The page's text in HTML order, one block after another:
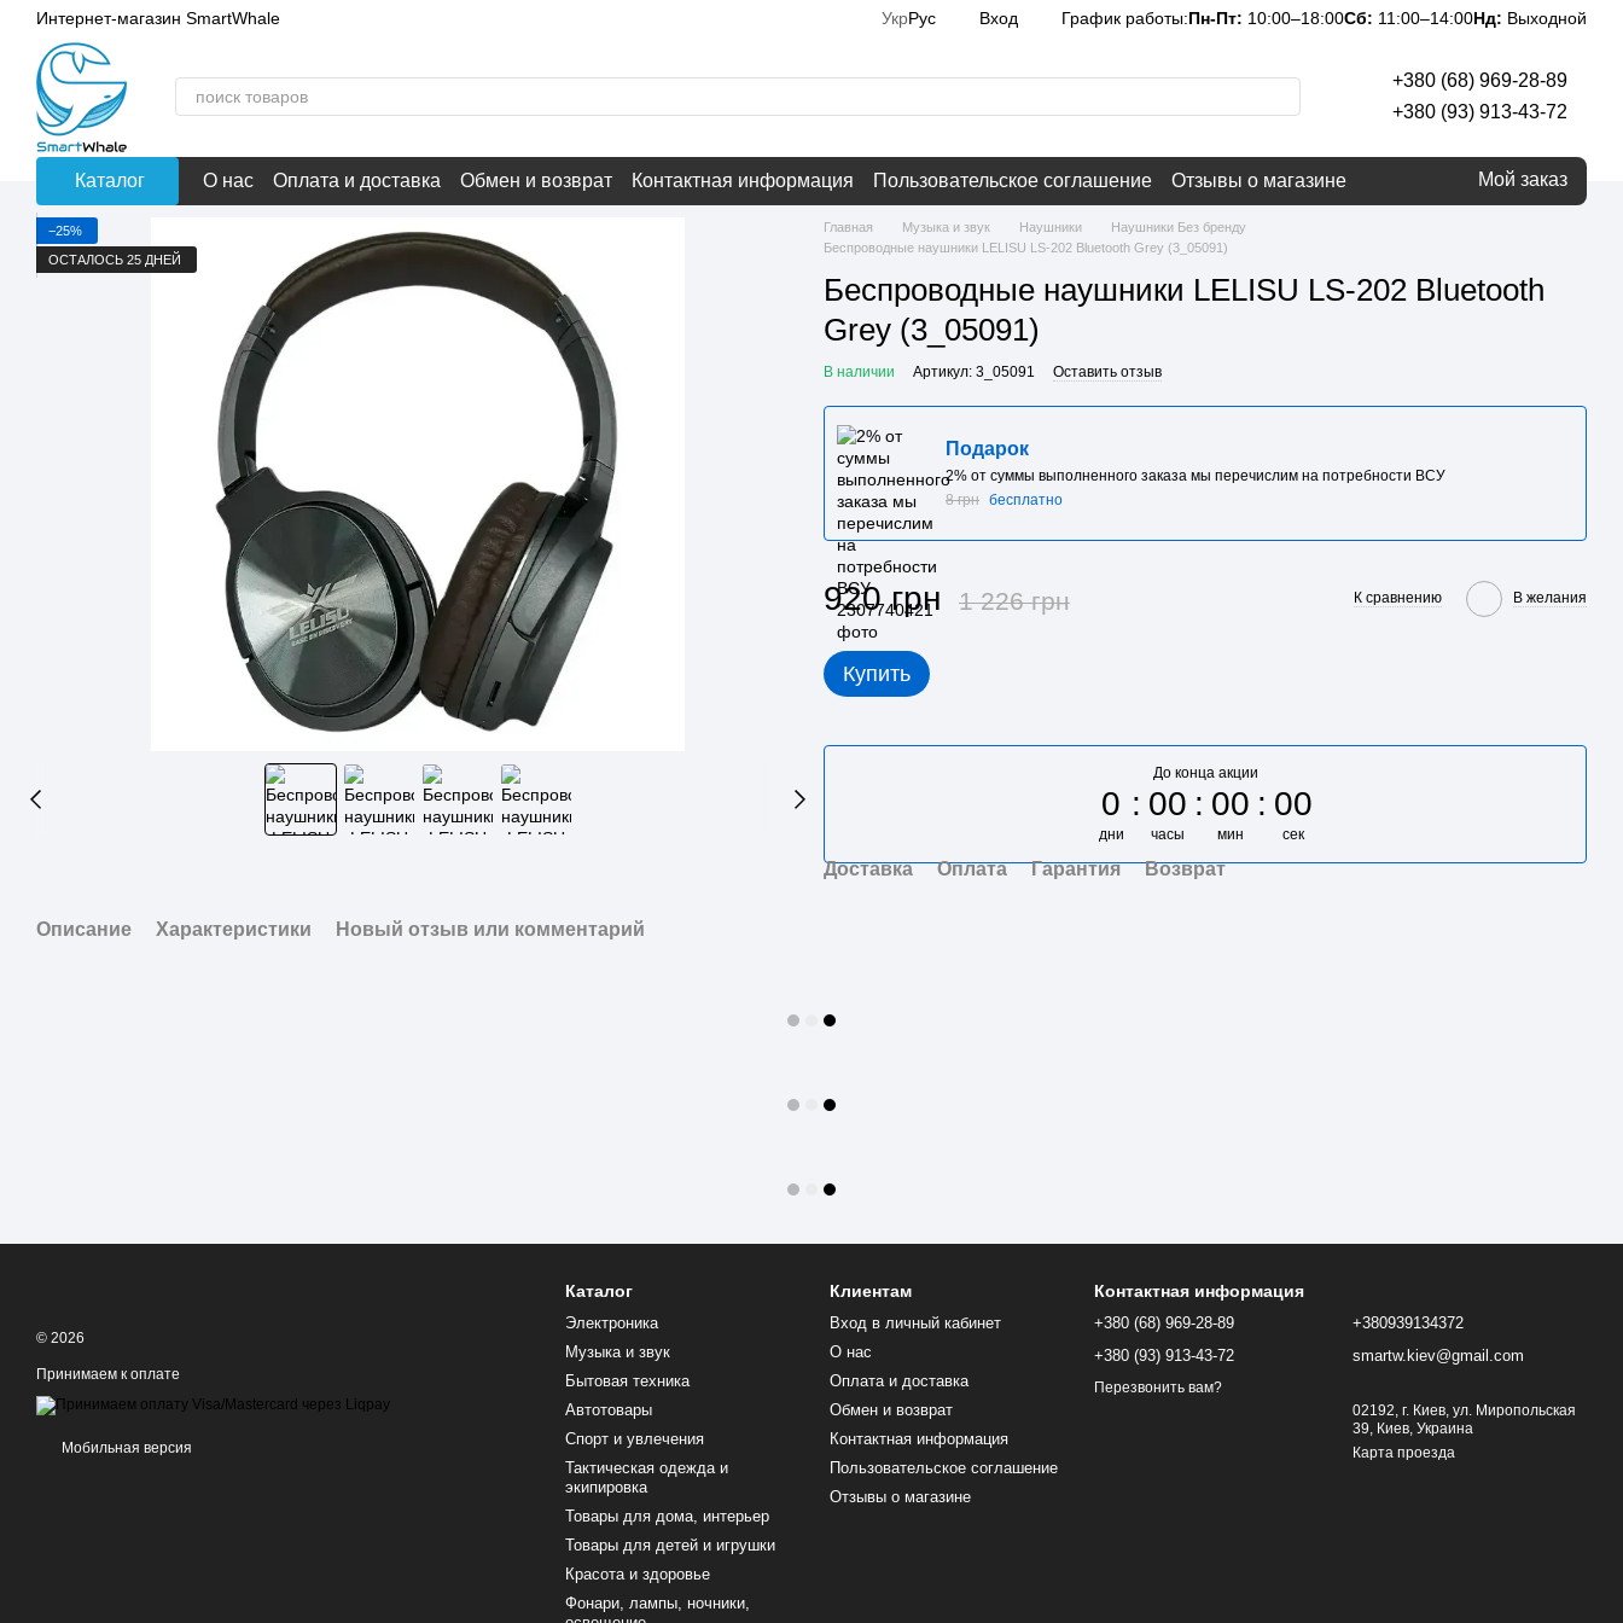
Перейти к основному контенту
Интернет-магазин SmartWhale УкрРус Вход График работы:Пн-Пт: 10:00–18:00Сб: 11:00–14:00Нд: Выходной
+380 (68) 969-28-89
+380 (93) 913-43-72
Каталог О нас Оплата и доставка Обмен и возврат Контактная информация Пользовательское соглашение Отзывы о магазине Мой заказ
−25%
ОСТАЛОСЬ 25 ДНЕЙ
Главная Музыка и звук Наушники
Наушники Без бренду
Беспроводные наушники LELISU LS-202 Bluetooth Grey (3_05091)
Беспроводные наушники LELISU LS-202 Bluetooth
Grey (3_05091)
В наличии Артикул: 3_05091 Оставить отзыв
Подарок
2% от суммы выполненного заказа мы перечислим на потребности BCУ
8 грн бесплатно
920 грн 1 226 грн К сравнению В желания
Купить
До конца акции
0
дни
00
часы
00
мин
00
сек
Доставка Оплата Гарантия Возврат
Описание Характеристики Новый отзыв или комментарий
© 2026
Принимаем к оплате
Мобильная версия
Каталог
Электроника
Музыка и звук
Бытовая техника
Автотовары
Спорт и увлечения
Тактическая одежда и
экипировка
Товары для дома, интерьер
Товары для детей и игрушки
Красота и здоровье
Фонари, лампы, ночники,
Клиентам
Вход в личный кабинет
О нас
Оплата и доставка
Обмен и возврат
Контактная информация
Пользовательское соглашение
Отзывы о магазине
Контактная информация
+380 (68) 969-28-89
+380 (93) 913-43-72
Перезвонить вам?
+380939134372
smartw.kiev@gmail.com
02192, г. Киев, ул. Миропольская
39, Киев, Украина
Карта проезда